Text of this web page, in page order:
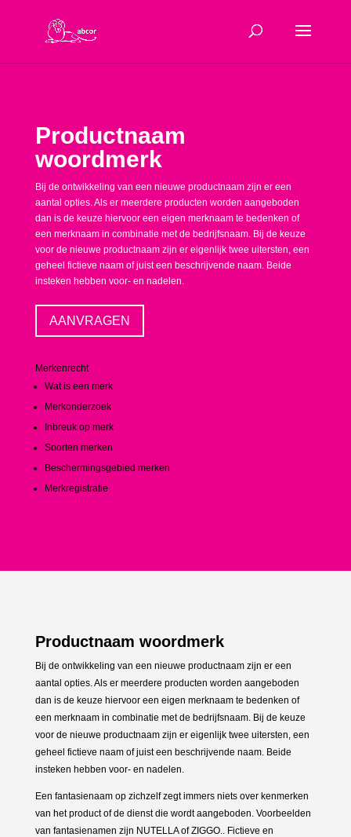
Productnaam
woordmerk
Bij de ontwikkeling van een nieuwe productnaam zijn er een
aantal opties. Als er meerdere producten worden aangeboden
dan is de keuze hiervoor een eigen merknaam te bedenken of
een merknaam in combinatie met de bedrijfsnaam. Bij de keuze
voor de nieuwe productnaam zijn er eigenlijk twee uitersten, een
geheel fictieve naam of juist een beschrijvende naam. Beide
insteken hebben voor- en nadelen.
AANVRAGEN
Merkenrecht
Wat is een merk
Merkonderzoek
Inbreuk op merk
Soorten merken
Beschermingsgebied merken
Merkregistratie
Productnaam woordmerk
Bij de ontwikkeling van een nieuwe productnaam zijn er een
aantal opties. Als er meerdere producten worden aangeboden
dan is de keuze hiervoor een eigen merknaam te bedenken of
een merknaam in combinatie met de bedrijfsnaam. Bij de keuze
voor de nieuwe productnaam zijn er eigenlijk twee uitersten, een
geheel fictieve naam of juist een beschrijvende naam. Beide
insteken hebben voor- en nadelen.
Een fantasienaam op zichzelf zegt immers niets over kenmerken
van het product of de dienst die wordt aangeboden. Voorbeelden
van fantasienamen zijn NUTELLA of ZIGGO.. Fictieve en